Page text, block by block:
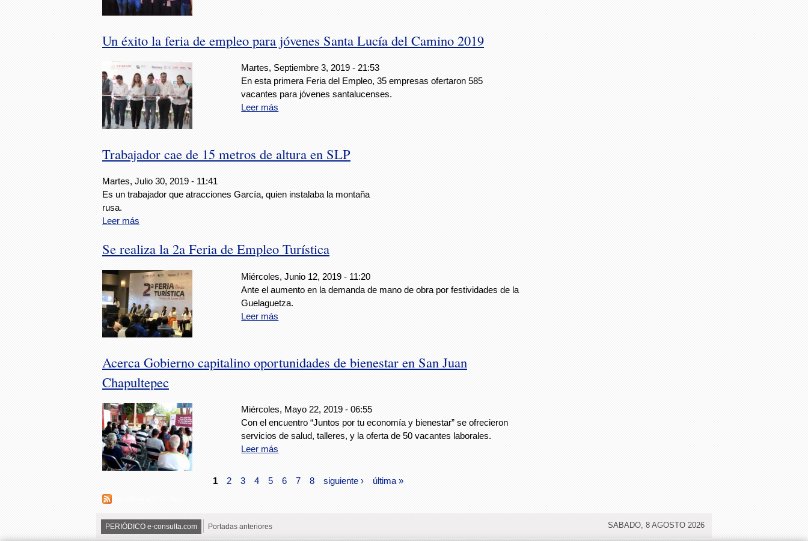
Un éxito la feria de empleo para jóvenes Santa Lucía del Camino 2019
Martes, Septiembre 3, 2019 - 21:53
En esta primera Feria del Empleo, 35 empresas ofertaron 585
vacantes para jóvenes santalucenses.
Leer más
Trabajador cae de 15 metros de altura en SLP
Martes, Julio 30, 2019 - 11:41
Es un trabajador que atracciones García, quien instalaba la montaña
rusa.
Leer más
Se realiza la 2a Feria de Empleo Turística
Miércoles, Junio 12, 2019 - 11:20
Ante el aumento en la demanda de mano de obra por festividades de la
Guelaguetza.
Leer más
Acerca Gobierno capitalino oportunidades de bienestar en San Juan
Chapultepec
Miércoles, Mayo 22, 2019 - 06:55
Con el encuentro “Juntos por tu economía y bienestar” se ofrecieron
servicios de salud, talleres, y la oferta de 50 vacantes laborales.
Leer más
1 2 3 4 5 6 7 8 siguiente › última »
PERIÓDICO e-consulta.com Portadas anteriores SABADO, 8 AGOSTO 2026